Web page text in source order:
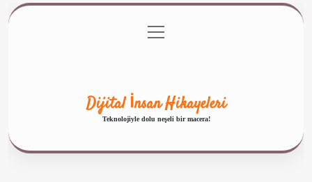
Gizlilik Politikası
menüyü
aç
Dijital İnsan Hikayeleri
Teknolojiyle dolu neşeli bir macera!